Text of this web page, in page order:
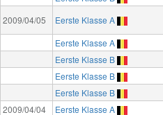
2009/04/05
Eerste Klasse A
Eerste Klasse A
Eerste Klasse B
Eerste Klasse B
Eerste Klasse B
2009/04/04
Eerste Klasse A